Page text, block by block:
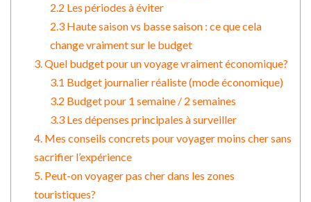
2.2 Les périodes à éviter
2.3 Haute saison vs basse saison : ce que cela
change vraiment sur le budget
3. Quel budget pour un voyage vraiment économique?
3.1 Budget journalier réaliste (mode économique)
3.2 Budget pour 1 semaine / 2 semaines
3.3 Les dépenses principales à surveiller
4. Mes conseils concrets pour voyager moins cher sans
sacrifier l’expérience
5. Peut-on voyager pas cher dans les zones
touristiques?